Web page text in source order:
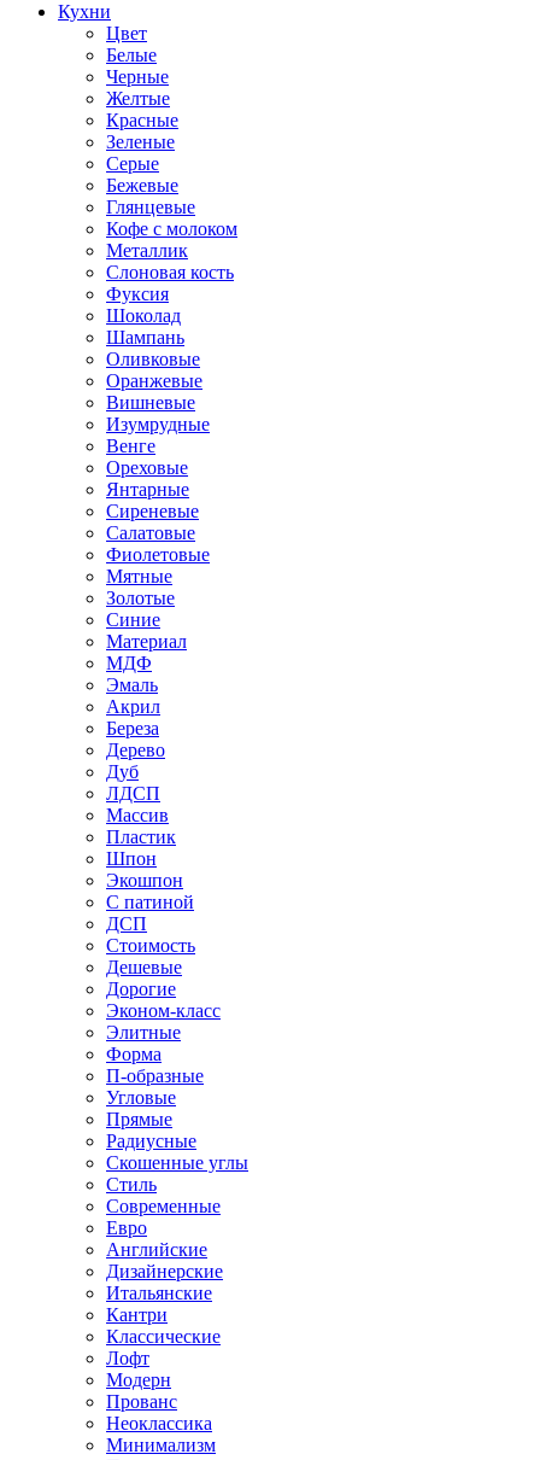
Кухни
Цвет
Белые
Черные
Желтые
Красные
Зеленые
Серые
Бежевые
Глянцевые
Кофе с молоком
Металлик
Слоновая кость
Фуксия
Шоколад
Шампань
Оливковые
Оранжевые
Вишневые
Изумрудные
Венге
Ореховые
Янтарные
Сиреневые
Салатовые
Фиолетовые
Мятные
Золотые
Синие
Материал
МДФ
Эмаль
Акрил
Береза
Дерево
Дуб
ЛДСП
Массив
Пластик
Шпон
Экошпон
С патиной
ДСП
Стоимость
Дешевые
Дорогие
Эконом-класс
Элитные
Форма
П-образные
Угловые
Прямые
Радиусные
Скошенные углы
Стиль
Современные
Евро
Английские
Дизайнерские
Итальянские
Кантри
Классические
Лофт
Модерн
Прованс
Неоклассика
Минимализм